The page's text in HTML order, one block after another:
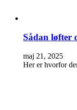
Sådan løfter
maj 21, 2025
Her er hvorfor